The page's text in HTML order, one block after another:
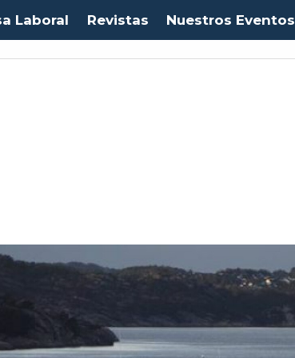
Laboral Revistas Nuestros Eventos